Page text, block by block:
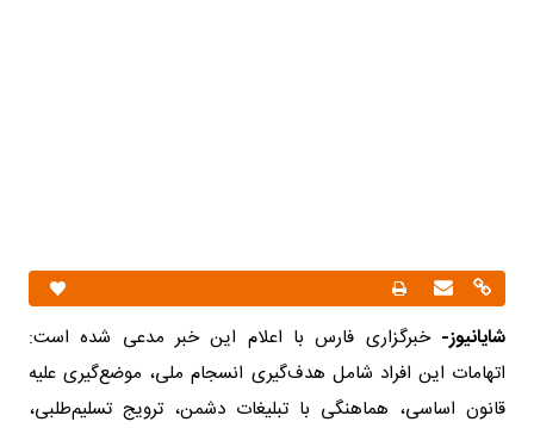
شایانیوز-خبرگزاری فارس با اعلام این خبر مدعی شده است:
اتهامات این افراد شامل هدف‌گیری انسجام ملی، موضع‌گیری علیه
قانون اساسی، هماهنگی با تبلیغات دشمن، ترویج تسلیم‌طلبی،